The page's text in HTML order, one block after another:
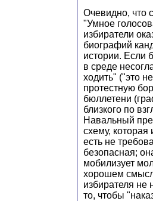
Очевидно, что
"Умное
избиратели
биографий
истории. Если
в среде
ходить" ("это
протестную
бюллетени
близкого по
Навальный
схему, которая
есть не
безопасная;
мобилизует
хорошем
избирателя не
то, чтобы